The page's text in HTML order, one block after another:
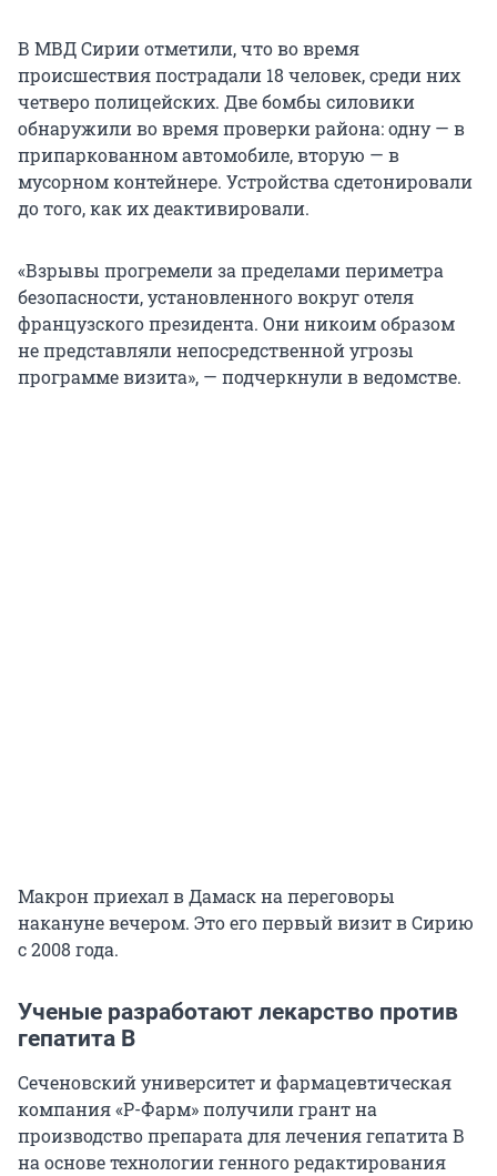
В МВД Сирии отметили, что во время
происшествия пострадали 18 человек, среди них
четверо полицейских. Две бомбы силовики
обнаружили во время проверки района: одну — в
припаркованном автомобиле, вторую — в
мусорном контейнере. Устройства сдетонировали
до того, как их деактивировали.
«Взрывы прогремели за пределами периметра
безопасности, установленного вокруг отеля
французского президента. Они никоим образом
не представляли непосредственной угрозы
программе визита», — подчеркнули в ведомстве.
Макрон приехал в Дамаск на переговоры
накануне вечером. Это его первый визит в Сирию
с 2008 года.
Ученые разработают лекарство против
гепатита B
Сеченовский университет и фармацевтическая
компания «Р-Фарм» получили грант на
производство препарата для лечения гепатита В
на основе технологии генного редактирования